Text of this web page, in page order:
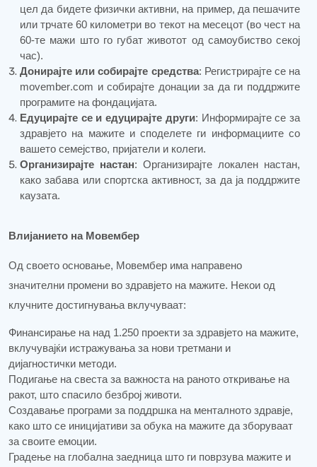
цел да бидете физички активни, на пример, да пешачите
или трчате 60 километри во текот на месецот (во чест на
60-те мажи што го губат животот од самоубиство секој
час).
Донирајте или собирајте средства: Регистрирајте се на
movember.com и собирајте донации за да ги поддржите
програмите на фондацијата.
Едуцирајте се и едуцирајте други: Информирајте се за
здравјето на мажите и споделете ги информациите со
вашето семејство, пријатели и колеги.
Организирајте настан: Организирајте локален настан,
како забава или спортска активност, за да ја поддржите
каузата.
Влијанието на Мовембер
Од своето основање, Мовембер има направено
значителни промени во здравјето на мажите. Некои од
клучните достигнувања вклучуваат:
Финансирање на над 1.250 проекти за здравјето на мажите,
вклучувајќи истражувања за нови третмани и
дијагностички методи.
Подигање на свеста за важноста на раното откривање на
ракот, што спасило безброј животи.
Создавање програми за поддршка на менталното здравје,
како што се иницијативи за обука на мажите да зборуваат
за своите емоции.
Градење на глобална заедница што ги поврзува мажите и